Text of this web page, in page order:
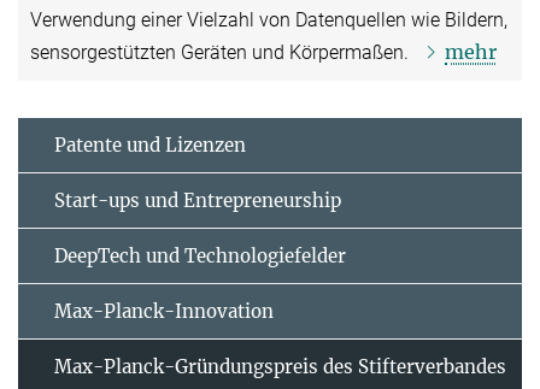
Verwendung einer Vielzahl von Datenquellen wie Bildern,
sensorgestützten Geräten und Körpermaßen.
mehr
Patente und Lizenzen
Start-ups und Entrepreneurship
DeepTech und Technologiefelder
Max-Planck-Innovation
Max-Planck-Gründungspreis des Stifterverbandes